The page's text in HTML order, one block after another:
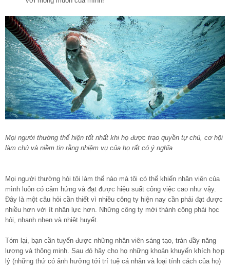
Mọi người thường thể hiện tốt nhất khi họ được trao quyền tự chủ, cơ hội
làm chủ và niềm tin rằng nhiệm vụ của họ rất có ý nghĩa
Mọi người thường hỏi tôi làm thế nào mà tôi có thể khiến nhân viên của
mình luôn có cảm hứng và đạt được hiệu suất công việc cao như vậy.
Đây là một câu hỏi cần thiết vì nhiều công ty hiện nay cần phải đạt được
nhiều hơn với ít nhân lực hơn. Những công ty mới thành công phải học
hỏi, nhanh nhẹn và nhiệt huyết.
Tóm lại, bạn cần tuyển được những nhân viên sáng tạo, tràn đầy năng
lượng và thông minh. Sau đó hãy cho họ những khoản khuyến khích hợp
lý (những thứ có ảnh hưởng tới trí tuệ cá nhân và loại tính cách của họ)